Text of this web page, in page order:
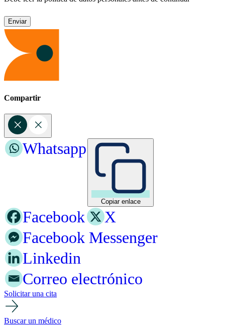
Compartir
Copiar enlace
Whatsapp
Facebook
X
Facebook Messenger
Linkedin
Correo electrónico
Solicitar una cita
Buscar un médico